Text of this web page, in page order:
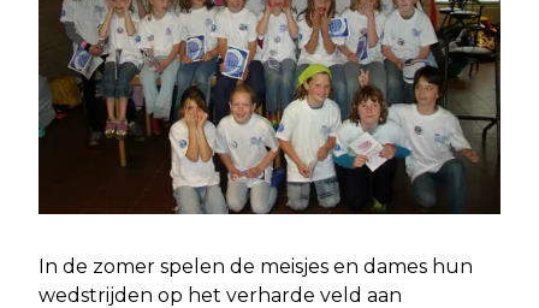
In de zomer spelen de meisjes en dames hun
wedstrijden op het verharde veld aan